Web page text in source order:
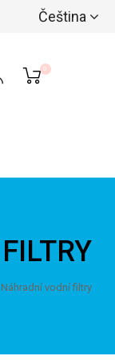
Čeština
0
Náhradní vodní filtry